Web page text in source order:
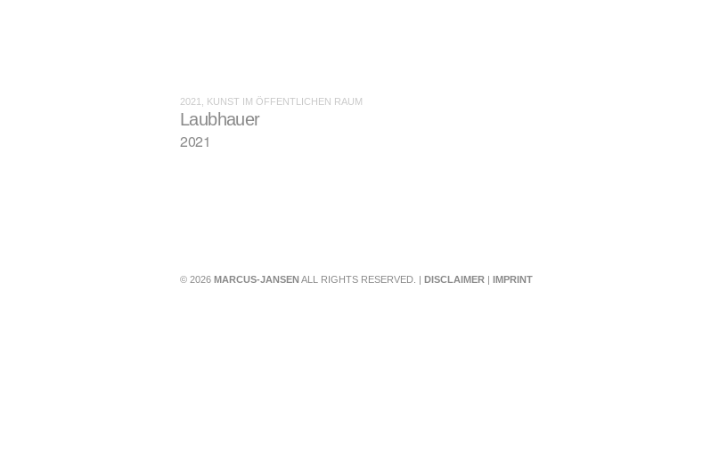
2021, KUNST IM ÖFFENTLICHEN RAUM
Laubhauer
2021
© 2026 MARCUS-JANSENALL RIGHTS RESERVED. | DISCLAIMER | IMPRINT